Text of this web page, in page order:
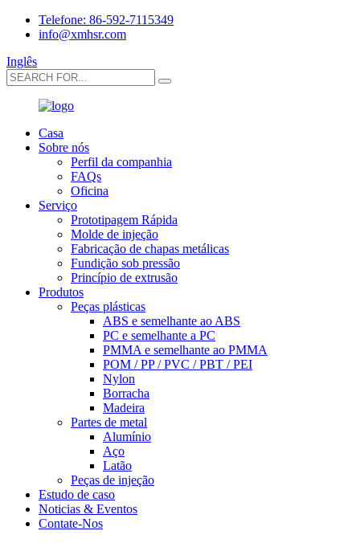
Telefone: 86-592-7115349
info@xmhsr.com
Inglês
Casa
Sobre nós
Perfil da companhia
FAQs
Oficina
Serviço
Prototipagem Rápida
Molde de injeção
Fabricação de chapas metálicas
Fundição sob pressão
Princípio de extrusão
Produtos
Peças plásticas
ABS e semelhante ao ABS
PC e semelhante a PC
PMMA e semelhante ao PMMA
POM / PP / PVC / PBT / PEI
Nylon
Borracha
Madeira
Partes de metal
Alumínio
Aço
Latão
Peças de injeção
Estudo de caso
Noticias & Eventos
Contate-Nos